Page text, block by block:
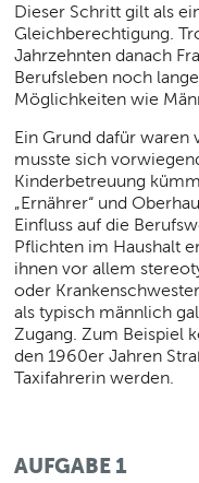
Dieser Schritt gilt als
Gleichberechtigung.
Jahrzehnten danach
Berufsleben noch
Möglichkeiten wie
Ein Grund dafür waren
musste sich
Kinderbetreuung
„Ernährer“ und
Einfluss auf die
Pflichten im Haushalt
ihnen vor allem
oder
als typisch männlich
Zugang. Zum Beispiel
den 1960er Jahren
Taxifahrerin werden.
AUFGABE 1